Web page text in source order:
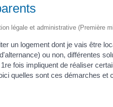
légale et administrative (Première
un logement dont je vais être
ou non, différentes
fois impliquent de réaliser
quelles sont ces démarches et